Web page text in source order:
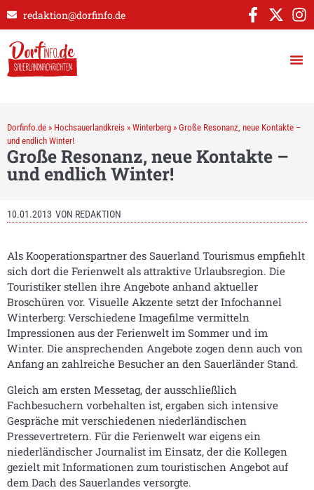
redaktion@dorfinfo.de
Dorfinfo.de » Hochsauerlandkreis » Winterberg » Große Resonanz, neue Kontakte –
und endlich Winter!
Große Resonanz, neue Kontakte –
und endlich Winter!
10.01.2013 VON REDAKTION
Als Kooperationspartner des Sauerland Tourismus empfiehlt
sich dort die Ferienwelt als attraktive Urlaubsregion. Die
Touristiker stellen ihre Angebote anhand aktueller
Broschüren vor. Visuelle Akzente setzt der Infochannel
Winterberg: Verschiedene Imagefilme vermitteln
Impressionen aus der Ferienwelt im Sommer und im
Winter. Die ansprechenden Angebote zogen denn auch von
Anfang an zahlreiche Besucher an den Sauerländer Stand.
Gleich am ersten Messetag, der ausschließlich
Fachbesuchern vorbehalten ist, ergaben sich intensive
Gespräche mit verschiedenen niederländischen
Pressevertretern. Für die Ferienwelt war eigens ein
niederländischer Journalist im Einsatz, der die Kollegen
gezielt mit Informationen zum touristischen Angebot auf
dem Dach des Sauerlandes versorgte.